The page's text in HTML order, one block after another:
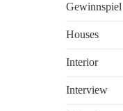
Gewinnspiel
Houses
Interior
Interview